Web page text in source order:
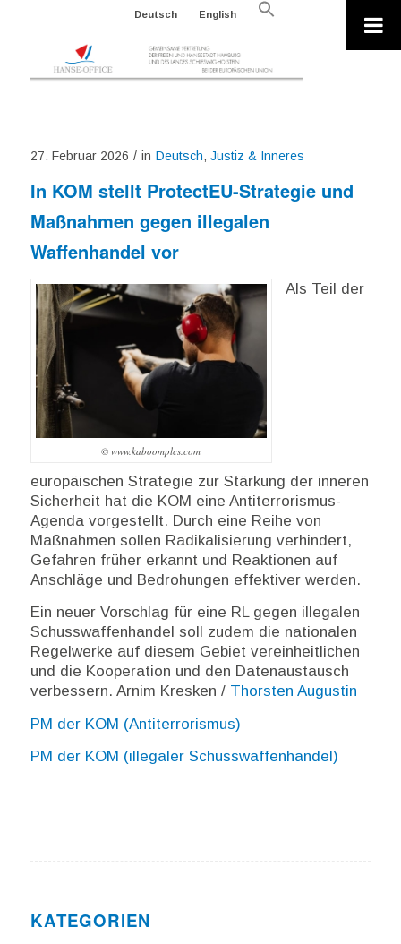
Deutsch English
Search
27. Februar 2026 / in Deutsch, Justiz & Inneres
In KOM stellt ProtectEU-Strategie und
Maßnahmen gegen illegalen
Waffenhandel vor
© www.kaboomplcs.com
Als Teil der
europäischen Strategie zur Stärkung der inneren
Sicherheit hat die KOM eine Antiterrorismus-
Agenda vorgestellt. Durch eine Reihe von
Maßnahmen sollen Radikalisierung verhindert,
Gefahren früher erkannt und Reaktionen auf
Anschläge und Bedrohungen effektiver werden.
Ein neuer Vorschlag für eine RL gegen illegalen
Schusswaffenhandel soll zudem die nationalen
Regelwerke auf diesem Gebiet vereinheitlichen
und die Kooperation und den Datenaustausch
verbessern. Arnim Kresken / Thorsten Augustin
PM der KOM (Antiterrorismus)
PM der KOM (illegaler Schusswaffenhandel)
KATEGORIEN